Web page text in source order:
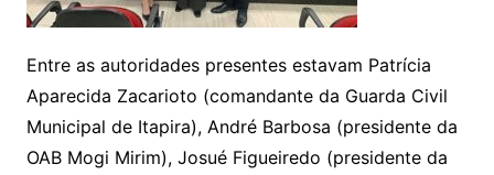
Entre as autoridades presentes estavam Patrícia
Aparecida Zacarioto (comandante da Guarda Civil
Municipal de Itapira), André Barbosa (presidente da
OAB Mogi Mirim), Josué Figueiredo (presidente da